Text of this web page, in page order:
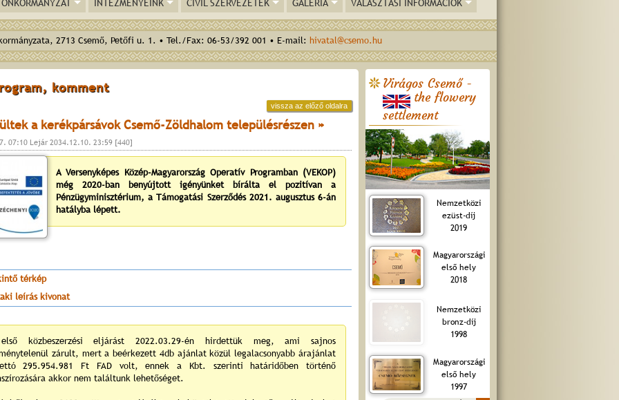
ÖNKORMÁNYZAT INTÉZMÉNYEINK CIVIL SZERVEZETEK GALÉRIA VÁLASZTÁSI INFORMÁCIÓK
2713 Csemő, Petőfi u. 1. • Tel./Fax: 06-53/392 001 • E-mail: hivatal@csemo.hu
komment
vissza az előző oldalra
a kerékpársávok Csemő-Zöldhalom településrészen »
07:10 Lejár 2034.12.10. 23:59 [440]
A Versenyképes Közép-Magyarország Operatív Programban (VEKOP)
még 2020-ban benyújtott igényünket bírálta el pozitívan a
Pénzügyminisztérium, a Támogatási Szerződés 2021. augusztus 6-án
hatályba lépett.
térkép
leírás kivonat
közbeszerzési eljárást 2022.03.29-én hirdettük meg, ami sajnos
zárult, mert a beérkezett 4db ajánlat közül legalacsonyabb árajánlat
295.954.981 Ft FAD volt, ennek a Kbt. szerinti határidőben történő
akkor nem találtunk lehetőséget.
Virágos Csemő -
the flowery
settlement
Nemzetközi
ezüst-díj
2019
Magyarországi
első hely
2018
Nemzetközi
bronz-díj
1998
Magyarországi
első hely
1997